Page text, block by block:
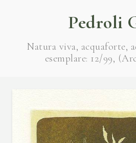
Pedroli
Natura viva, acquaforte,
esemplare: 12/99,